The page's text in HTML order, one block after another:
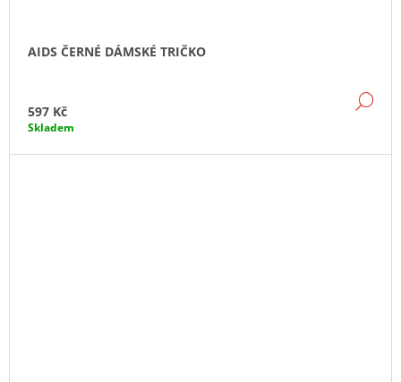
AIDS ČERNÉ DÁMSKÉ TRIČKO
597 Kč
Skladem